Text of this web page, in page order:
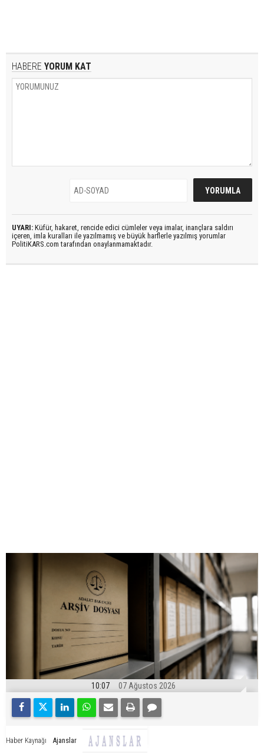
HABERE YORUM KAT
UYARI: Küfür, hakaret, rencide edici cümleler veya imalar, inançlara saldırı
içeren, imla kuralları ile yazılmamış ve büyük harflerle yazılmış yorumlar
PolitiKARS.com tarafından onaylanmamaktadır.
10:07 07 Ağustos 2026
Haber Kaynağı Ajanslar